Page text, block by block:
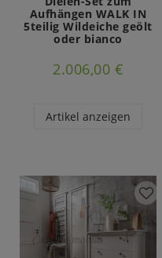
Aufhängen WALK IN
5teilig Wildeiche geölt
oder bianco
2.006,00 €
Artikel anzeigen